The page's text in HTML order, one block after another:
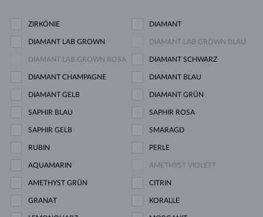
ZIRKÓNIE DIAMANT
DIAMANT LAB GROWN DIAMANT LAB GROWN BLAU
DIAMANT LAB GROWN ROSA DIAMANT SCHWARZ
DIAMANT CHAMPAGNE DIAMANT BLAU
DIAMANT GELB DIAMANT GRÜN
SAPHIR BLAU SAPHIR ROSA
SAPHIR GELB SMARAGD
RUBIN PERLE
AQUAMARIN AMETHYST VIOLETT
AMETHYST GRÜN CITRIN
GRANAT KORALLE